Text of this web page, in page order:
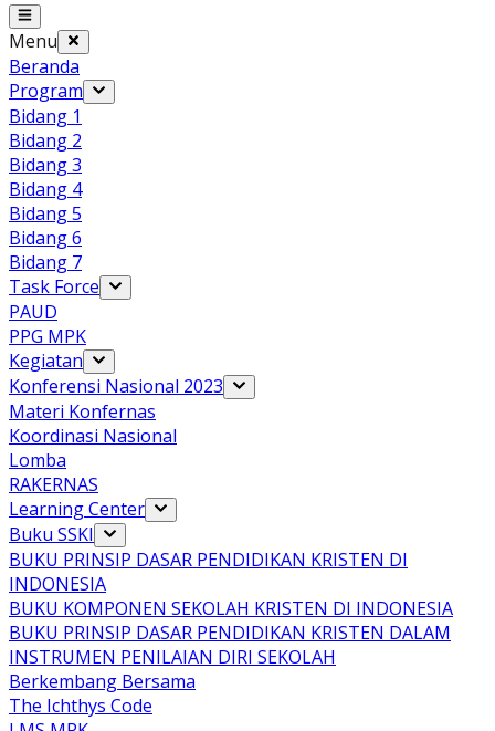
Menu
Beranda
Program
Bidang 1
Bidang 2
Bidang 3
Bidang 4
Bidang 5
Bidang 6
Bidang 7
Task Force
PAUD
PPG MPK
Kegiatan
Konferensi Nasional 2023
Materi Konfernas
Koordinasi Nasional
Lomba
RAKERNAS
Learning Center
Buku SSKI
BUKU PRINSIP DASAR PENDIDIKAN KRISTEN DI
INDONESIA
BUKU KOMPONEN SEKOLAH KRISTEN DI INDONESIA
BUKU PRINSIP DASAR PENDIDIKAN KRISTEN DALAM
INSTRUMEN PENILAIAN DIRI SEKOLAH
Berkembang Bersama
The Ichthys Code